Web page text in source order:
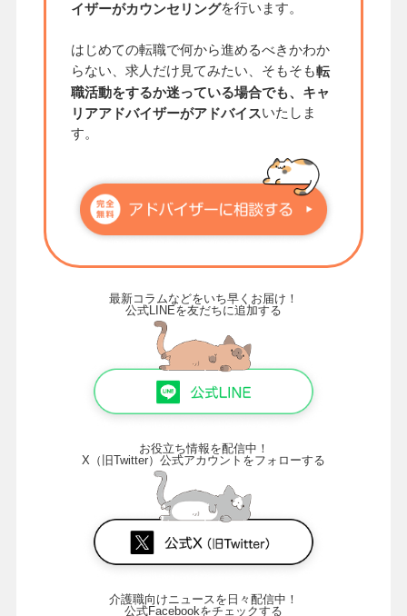
イザーがカウンセリングを行います。
はじめての転職で何から進めるべきかわか
らない、求人だけ見てみたい、そもそも転
職活動をするか迷っている場合でも、キャ
リアアドバイザーがアドバイスいたしま
す。
最新コラムなどをいち早くお届け！
公式LINEを友だちに追加する
お役立ち情報を配信中！
X（旧Twitter）公式アカウントをフォローする
介護職向けニュースを日々配信中！
公式Facebookをチェックする